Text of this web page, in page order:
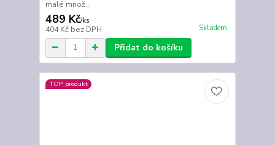
malé množ...
489 Kč/ks
404 Kč bez DPH Skladem
Přidat do košíku
TOP produkt